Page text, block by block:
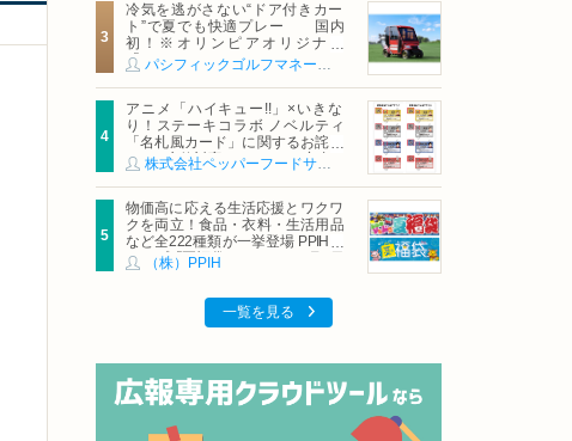
冷気を逃がさない“ドア付きカー
ト”で夏でも快適プレー 国内
初！※オリンピアオリジナル
「AirCon Cart（エアコンカー
ト）」導入 | ＰＧＭ
アニメ「ハイキュー!!」×いきな
り！ステーキコラボ ノベルティ
「名札風カード」に関するお詫び
および交換対応についてのご案内
物価高に応える生活応援とワクワ
クを両立！食品・衣料・生活用品
など全222種類が一挙登場 PPIHグ
ループ「夏福袋」＆セール 8月6日
(木)より順次スタート
（株）PPIH
一覧を見る